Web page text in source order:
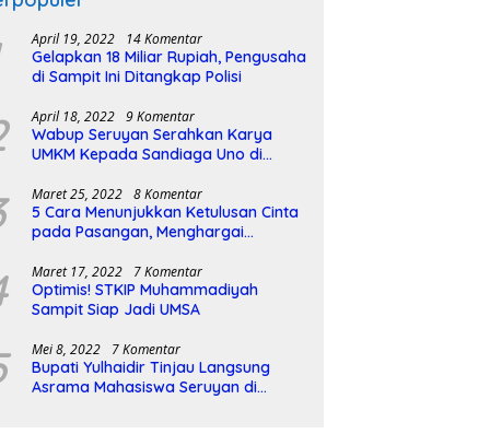
April 19, 2022 14 Komentar
Gelapkan 18 Miliar Rupiah, Pengusaha
di Sampit Ini Ditangkap Polisi
April 18, 2022 9 Komentar
Wabup Seruyan Serahkan Karya
UMKM Kepada Sandiaga Uno di
Maret 25, 2022 8 Komentar
5 Cara Menunjukkan Ketulusan Cinta
pada Pasangan, Menghargai
Maret 17, 2022 7 Komentar
Optimis! STKIP Muhammadiyah
Sampit Siap Jadi UMSA
Mei 8, 2022 7 Komentar
Bupati Yulhaidir Tinjau Langsung
Asrama Mahasiswa Seruyan di